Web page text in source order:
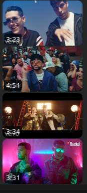
3:23
4:51
3:34
3:31